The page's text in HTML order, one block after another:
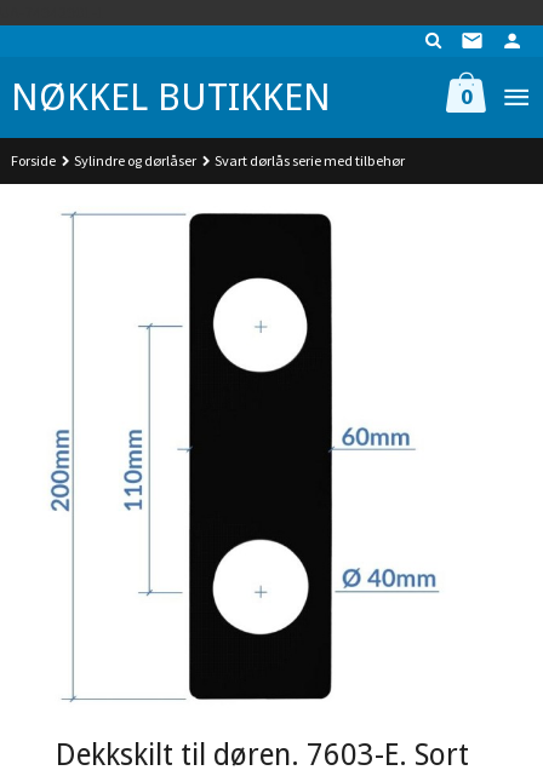
NØKKEL BUTIKKEN 0
Forside Sylindre og dørlåser Svart dørlås serie med tilbehør
Dekkskilt til døren. 7603-E. Sort